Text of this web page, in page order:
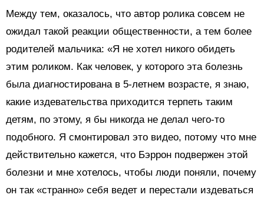
Между тем, оказалось, что автор ролика совсем не
ожидал такой реакции общественности, а тем более
родителей мальчика: «Я не хотел никого обидеть
этим роликом. Как человек, у которого эта болезнь
была диагностирована в 5-летнем возрасте, я знаю,
какие издевательства приходится терпеть таким
детям, по этому, я бы никогда не делал чего-то
подобного. Я смонтировал это видео, потому что мне
действительно кажется, что Бэррон подвержен этой
болезни и мне хотелось, чтобы люди поняли, почему
он так «странно» себя ведет и перестали издеваться